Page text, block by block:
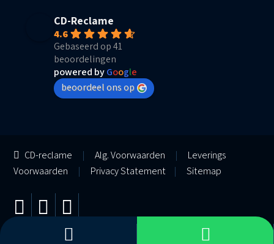
CD-Reclame
4.6
Gebaseerd op 41
beoordelingen
powered byGoogle
beoordeel ons op
CD-reclame | Alg. Voorwaarden |
Leverings
Voorwaarden
| Privacy Statement | Sitemap